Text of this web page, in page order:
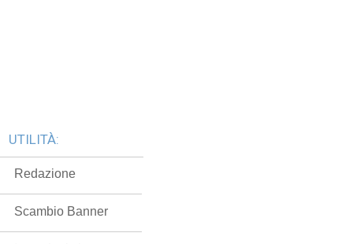
UTILITÀ:
Redazione
Scambio Banner